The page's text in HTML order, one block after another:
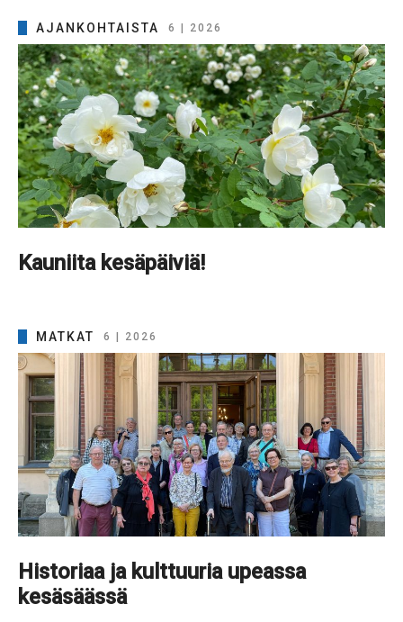
AJANKOHTAISTA 6 | 2026
Kauniita kesäpäiviä!
MATKAT 6 | 2026
Historiaa ja kulttuuria upeassa
kesäsäässä